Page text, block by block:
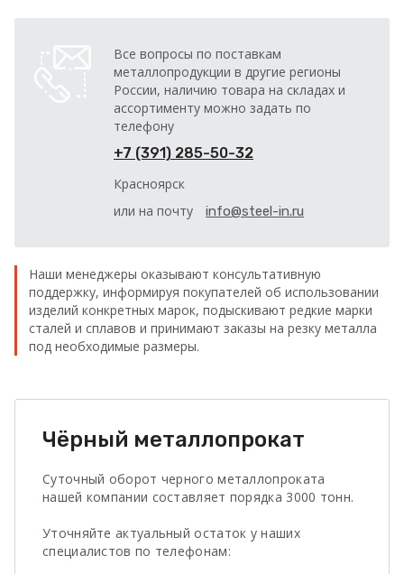
Все вопросы по поставкам
металлопродукции в другие регионы
России, наличию товара на складах и
ассортименту можно задать по
телефону
+7 (391) 285-50-32
Красноярск
или на почту
info@steel-in.ru
Наши менеджеры оказывают консультативную
поддержку, информируя покупателей об использовании
изделий конкретных марок, подыскивают редкие марки
сталей и сплавов и принимают заказы на резку металла
под необходимые размеры.
Чёрный металлопрокат
Суточный оборот черного металлопроката
нашей компании составляет порядка 3000 тонн.
Уточняйте актуальный остаток у наших
специалистов по телефонам: